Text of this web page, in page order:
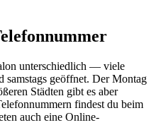
unterschiedlich — viele
samstags geöffnet. Der Montag
Städten gibt es aber
findest du beim
auch eine Online-